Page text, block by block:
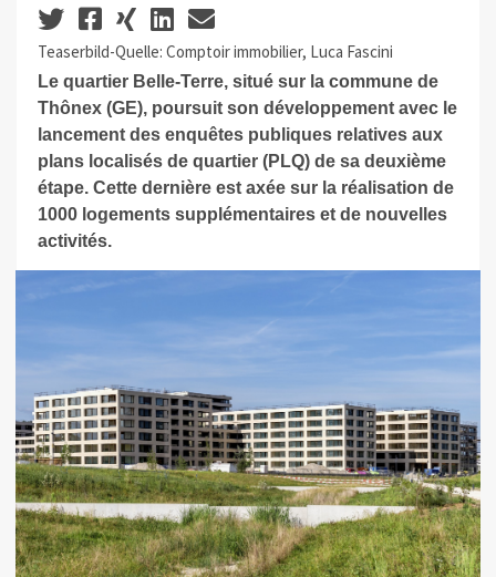
Teaserbild-Quelle: Comptoir immobilier, Luca Fascini
Le quartier Belle-Terre, situé sur la commune de
Thônex (GE), poursuit son développement avec le
lancement des enquêtes publiques relatives aux
plans localisés de quartier (PLQ) de sa deuxième
étape. Cette dernière est axée sur la réalisation de
1000 logements supplémentaires et de nouvelles
activités.